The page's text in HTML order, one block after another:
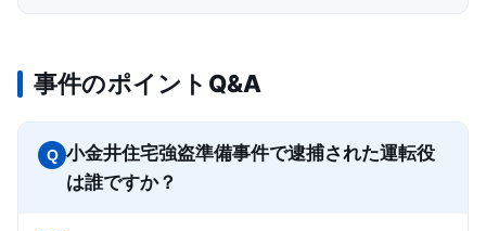
事件のポイントQ&A
Q 小金井住宅強盗準備事件で逮捕された運転役
は誰ですか？